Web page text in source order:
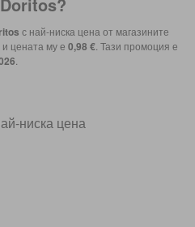
с най-ниска цена от магазините
цената му е 0,98 € . Тази промоция е
ниска цена